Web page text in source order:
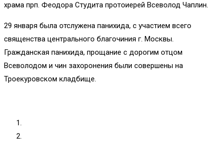
храма прп. Феодора Студита протоиерей Всеволод Чаплин.
29 января была отслужена панихида, с участием всего
священства центрального благочиния г. Москвы.
Гражданская панихида, прощание с дорогим отцом
Всеволодом и чин захоронения были совершены на
Троекуровском кладбище.